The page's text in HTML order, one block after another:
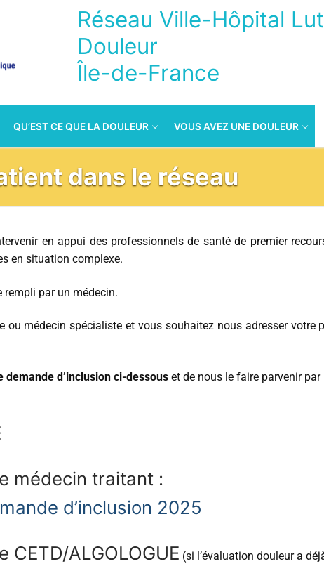
Réseau Ville-Hôpital
Douleur
Île-de-France
QU’EST CE QUE LA DOULEUR VOUS AVEZ UNE DOULEUR
dans le réseau
en appui des professionnels de santé de premier
en situation complexe.
rempli par un médecin.
ou médecin spécialiste et vous souhaitez nous adresser votre
d’inclusion ci-dessous et de nous le faire parvenir
médecin traitant :
d’inclusion 2025
CETD/ALGOLOGUE (si l’évaluation douleur a